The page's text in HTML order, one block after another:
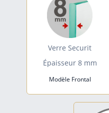
Verre Securit
Épaisseur 8 mm
Modèle Frontal